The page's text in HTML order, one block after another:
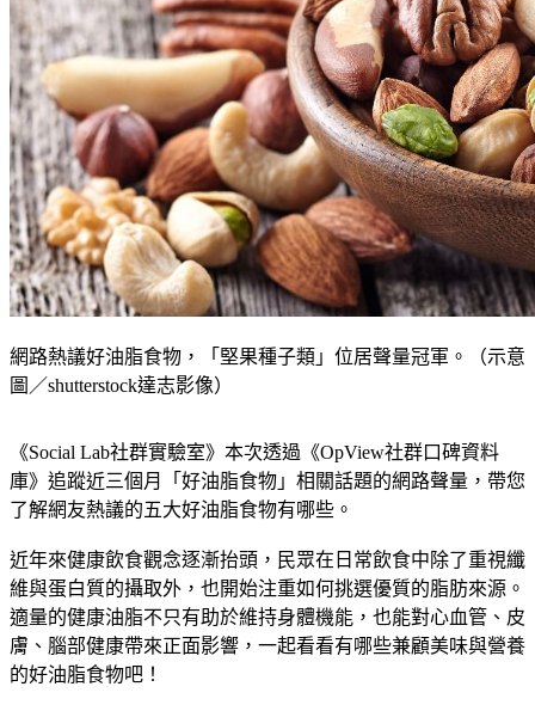
網路熱議好油脂食物，「堅果種子類」位居聲量冠軍。（示意
圖／shutterstock達志影像）
《Social Lab社群實驗室》本次透過《OpView社群口碑資料
庫》追蹤近三個月「好油脂食物」相關話題的網路聲量，帶您
了解網友熱議的五大好油脂食物有哪些。
近年來健康飲食觀念逐漸抬頭，民眾在日常飲食中除了重視纖
維與蛋白質的攝取外，也開始注重如何挑選優質的脂肪來源。
適量的健康油脂不只有助於維持身體機能，也能對心血管、皮
膚、腦部健康帶來正面影響，一起看看有哪些兼顧美味與營養
的好油脂食物吧！